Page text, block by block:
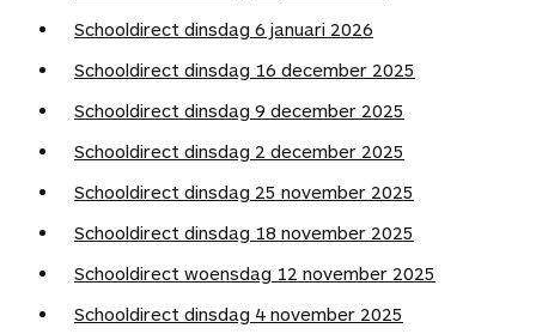
Schooldirect dinsdag 6 januari 2026
Schooldirect dinsdag 16 december 2025
Schooldirect dinsdag 9 december 2025
Schooldirect dinsdag 2 december 2025
Schooldirect dinsdag 25 november 2025
Schooldirect dinsdag 18 november 2025
Schooldirect woensdag 12 november 2025
Schooldirect dinsdag 4 november 2025